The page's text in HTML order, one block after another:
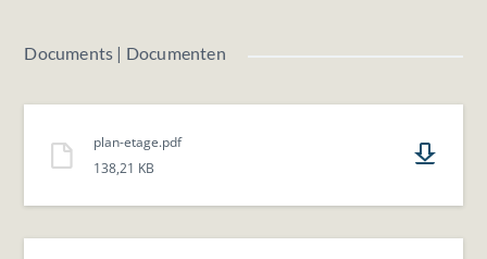
Documents | Documenten
plan-etage.pdf
138,21 KB